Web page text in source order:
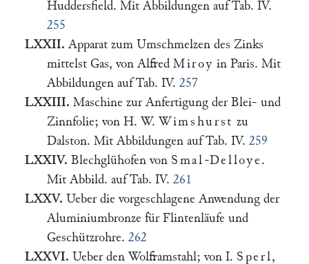
Huddersfield. Mit Abbildungen auf Tab. IV.
255
LXXII. Apparat zum Umschmelzen des Zinks
mittelst Gas, von Alfred Miroy in Paris. Mit
Abbildungen auf Tab. IV. 257
LXXIII. Maschine zur Anfertigung der Blei- und
Zinnfolie; von H. W. Wimshurst zu
Dalston. Mit Abbildungen auf Tab. IV. 259
LXXIV. Blechglühofen von Smal -Delloye .
Mit Abbild. auf Tab. IV. 261
LXXV. Ueber die vorgeschlagene Anwendung der
Aluminiumbronze für Flintenläufe und
Geschützrohre. 262
LXXVI. Ueber den Wolframstahl; von I. Sperl,